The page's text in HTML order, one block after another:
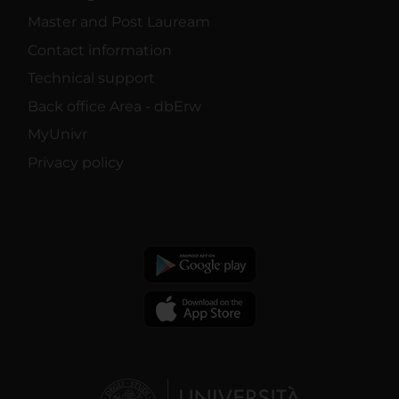
Master and Post Lauream
Contact information
Technical support
Back office Area - dbErw
MyUnivr
Privacy policy